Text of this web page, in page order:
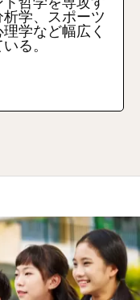
学、スポーツ
学など幅広く
る。